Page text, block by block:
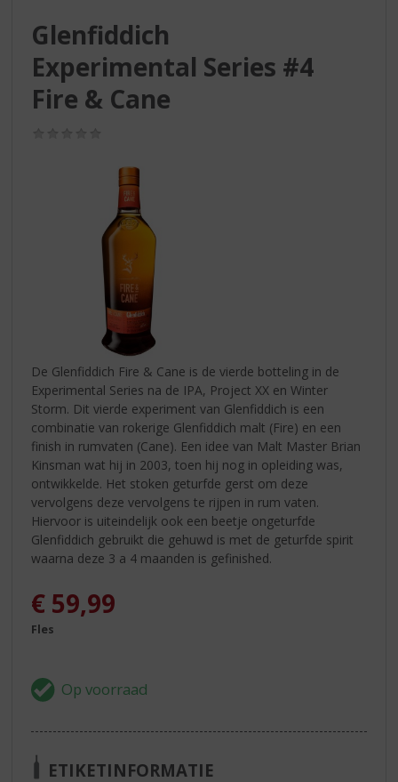
Glenfiddich
Experimental Series #4
Fire & Cane
De Glenfiddich Fire & Cane is de vierde botteling in de
Experimental Series na de IPA, Project XX en Winter
Storm. Dit vierde experiment van Glenfiddich is een
combinatie van rokerige Glenfiddich malt (Fire) en een
finish in rumvaten (Cane). Een idee van Malt Master Brian
Kinsman wat hij in 2003, toen hij nog in opleiding was,
ontwikkelde. Het stoken geturfde gerst om deze
vervolgens deze vervolgens te rijpen in rum vaten.
Hiervoor is uiteindelijk ook een beetje ongeturfde
Glenfiddich gebruikt die gehuwd is met de geturfde spirit
waarna deze 3 a 4 maanden is gefinished.
€ 59,99
Fles
ETIKETINFORMATIE